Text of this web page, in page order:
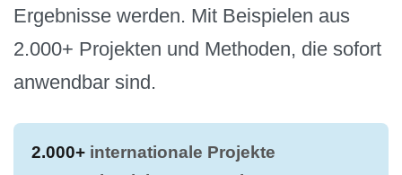
Ergebnisse werden. Mit Beispielen aus
2.000+ Projekten und Methoden, die sofort
anwendbar sind.
2.000+ internationale Projekte